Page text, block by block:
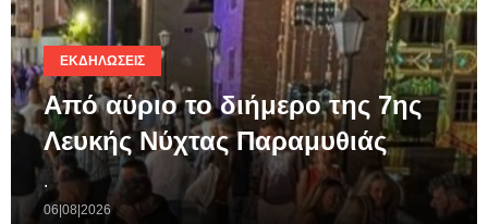
ΕΚΔΗΛΏΣΕΙΣ
Από αύριο το διήμερο της 7ης
Λευκής Νύχτας Παραμυθιάς
.
06|08|2026